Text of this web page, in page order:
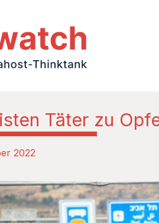
Täter zu
2022